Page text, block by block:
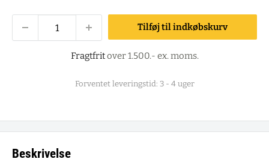
Tilføj til indkøbskurv
Fragtfritover 1.500.- ex. moms.
Forventet leveringstid: 3 - 4 uger
Beskrivelse